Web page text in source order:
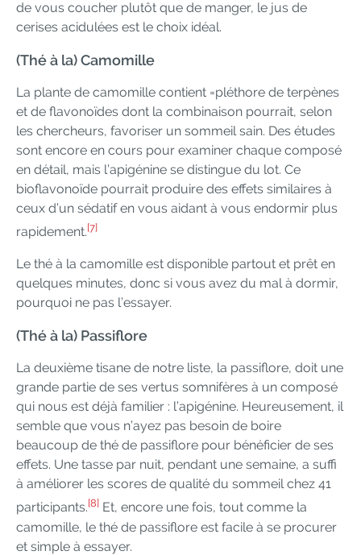
de vous coucher plutôt que de manger, le jus de
cerises acidulées est le choix idéal.
(Thé à la) Camomille
La plante de camomille contient =pléthore de terpènes
et de flavonoïdes dont la combinaison pourrait, selon
les chercheurs, favoriser un sommeil sain. Des études
sont encore en cours pour examiner chaque composé
en détail, mais l’apigénine se distingue du lot. Ce
bioflavonoïde pourrait produire des effets similaires à
ceux d’un sédatif en vous aidant à vous endormir plus
rapidement.[7]
Le thé à la camomille est disponible partout et prêt en
quelques minutes, donc si vous avez du mal à dormir,
pourquoi ne pas l’essayer.
(Thé à la) Passiflore
La deuxième tisane de notre liste, la passiflore, doit une
grande partie de ses vertus somnifères à un composé
qui nous est déjà familier : l’apigénine. Heureusement, il
semble que vous n’ayez pas besoin de boire
beaucoup de thé de passiflore pour bénéficier de ses
effets. Une tasse par nuit, pendant une semaine, a suffi
à améliorer les scores de qualité du sommeil chez 41
participants.[8] Et, encore une fois, tout comme la
camomille, le thé de passiflore est facile à se procurer
et simple à essayer.